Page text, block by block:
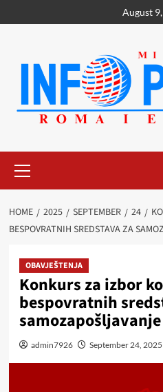
to
August
Menu
HOME 2025 SEPTEMBER 24
BESPOVRATNIH SREDSTAVA ZA
OBAVJEŠTENJA
Konkurs za izbor
bespovratnih
samozapošljavanje
admin7926 September 24, 2025